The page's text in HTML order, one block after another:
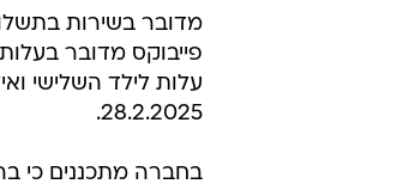
פייבוקס מדובר
עלות לילד השלישי
28.2.2025.
בחברה מתכננים כי